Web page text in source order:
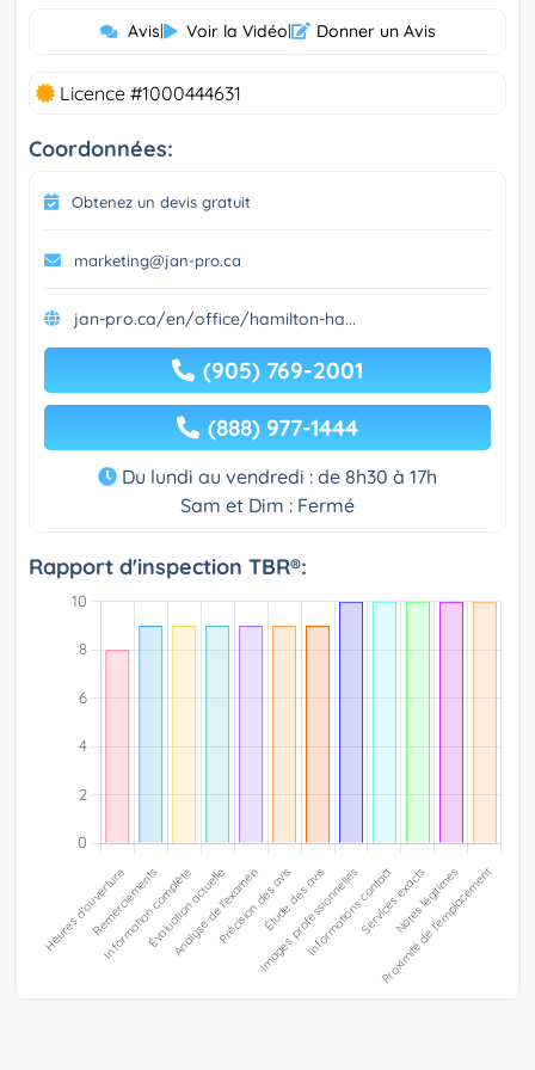
Avis| Voir la Vidéo| Donner un Avis
Licence #1000444631
Coordonnées:
Obtenez un devis gratuit
marketing@jan-pro.ca
jan-pro.ca/en/office/hamilton-ha...
(905) 769-2001
(888) 977-1444
Du lundi au vendredi : de 8h30 à 17h
Sam et Dim : Fermé
Rapport d'inspection TBR®: